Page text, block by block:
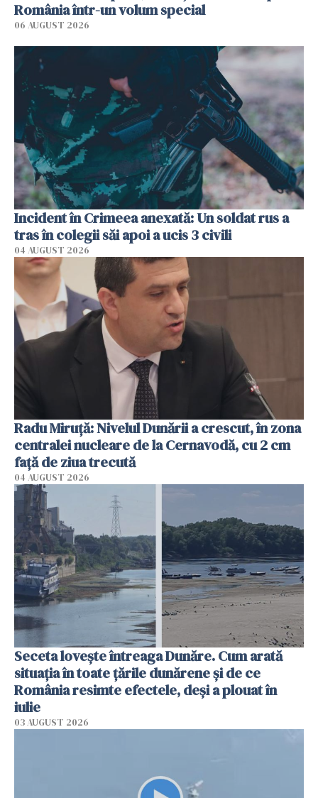
România într-un volum special
06 AUGUST 2026
Incident în Crimeea anexată: Un soldat rus a
tras în colegii săi apoi a ucis 3 civili
04 AUGUST 2026
Radu Miruţă: Nivelul Dunării a crescut, în zona
centralei nucleare de la Cernavodă, cu 2 cm
faţă de ziua trecută
04 AUGUST 2026
Seceta lovește întreaga Dunăre. Cum arată
situația în toate țările dunărene și de ce
România resimte efectele, deși a plouat în
iulie
03 AUGUST 2026